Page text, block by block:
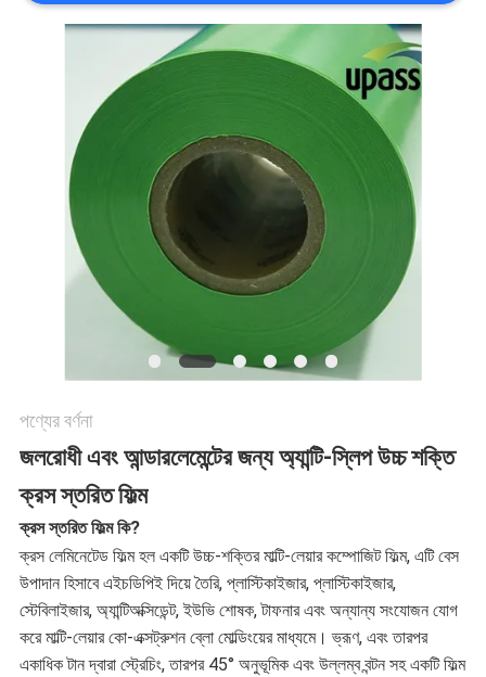
সাইট
ম্যাপ
গোপনীয়তা
নীতি
পণ্যের বর্ণনা
জলরোধী এবং আন্ডারলেমেন্টের জন্য অ্যান্টি-স্লিপ উচ্চ শক্তি
ক্রস স্তরিত ফিল্ম
ক্রস স্তরিত ফিল্ম কি?
ক্রস লেমিনেটেড ফিল্ম হল একটি উচ্চ-শক্তির মাল্টি-লেয়ার কম্পোজিট ফিল্ম, এটি বেস
উপাদান হিসাবে এইচডিপিই দিয়ে তৈরি, প্লাস্টিকাইজার, প্লাস্টিকাইজার,
স্টেবিলাইজার, অ্যান্টিঅক্সিডেন্ট, ইউভি শোষক, টাফনার এবং অন্যান্য সংযোজন যোগ
করে মাল্টি-লেয়ার কো-এক্সট্রুশন ব্লো মোল্ডিংয়ের মাধ্যমে। ভ্রূণ, এবং তারপর
একাধিক টান দ্বারা স্ট্রেচিং, তারপর 45° অনুভূমিক এবং উল্লম্ব বন্টন সহ একটি ফিল্ম